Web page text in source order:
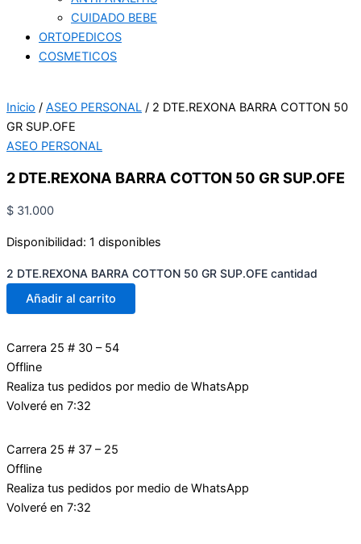
CUIDADO BEBE
ORTOPEDICOS
COSMETICOS
Inicio / ASEO PERSONAL / 2 DTE.REXONA BARRA COTTON 50
GR SUP.OFE
ASEO PERSONAL
2 DTE.REXONA BARRA COTTON 50 GR SUP.OFE
$ 31.000
Disponibilidad: 1 disponibles
2 DTE.REXONA BARRA COTTON 50 GR SUP.OFE cantidad
Añadir al carrito
Carrera 25 # 30 – 54
Offline
Realiza tus pedidos por medio de WhatsApp
Volveré en 7:32
Carrera 25 # 37 – 25
Offline
Realiza tus pedidos por medio de WhatsApp
Volveré en 7:32